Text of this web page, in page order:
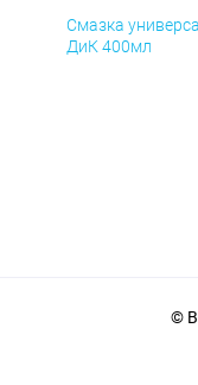
Смазка
ДиК 400мл
©